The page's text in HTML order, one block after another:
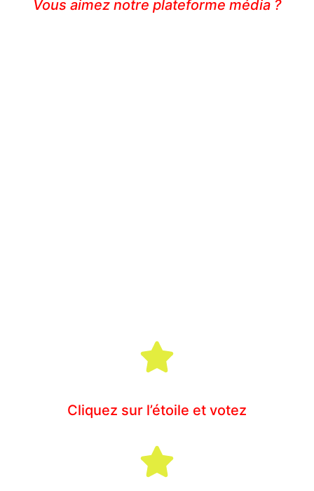
Vous aimez notre plateforme média ?
Cliquez sur l’étoile et votez